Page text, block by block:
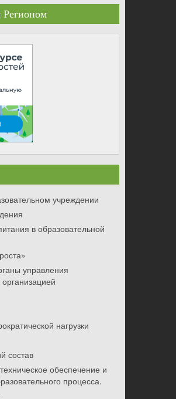
Регионом
учреждении
в образовательной
управления
нагрузки
состав
обеспечение и
процесса.